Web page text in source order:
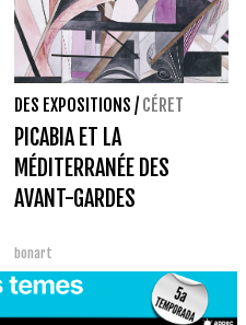
DES EXPOSITIONS / CÉRET
PICABIA ET LA
MÉDITERRANÉE DES
AVANT-GARDES
bonart